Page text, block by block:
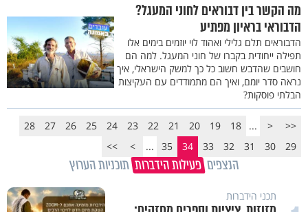
מה הקשר בין דבוראים לחוני המעגל?
הדבוראי בראיון מפתיע
הדבוראים תלם גלילי ואהוד לוי יוזמים בימים אלו
תפילה ייחודית בקברו של חוני המעגל. למה הם
חושבים שהדבש חשוב כל כך למשק הישראלי, איך
נראה סדר יומם, ואיך הם מתמודדים עם העקיצות
הבלתי פוסקות?
<<
<
...
18
19
20
21
22
23
24
25
26
27
28
29
30
31
32
33
34
35
...
>
>>
הנצפים פעילות הידברות תוכניות הערוץ
תכני הידברות